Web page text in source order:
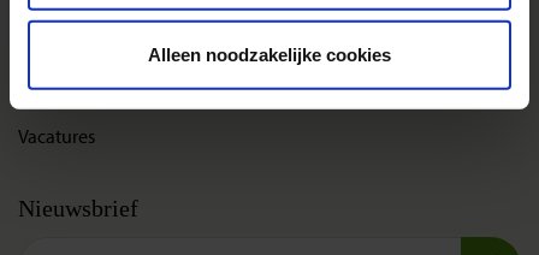
Alleen noodzakelijke cookies
Privacybeleid
Cookies instellingen
Disclaimer & copyright
Vacatures
Nieuwsbrief